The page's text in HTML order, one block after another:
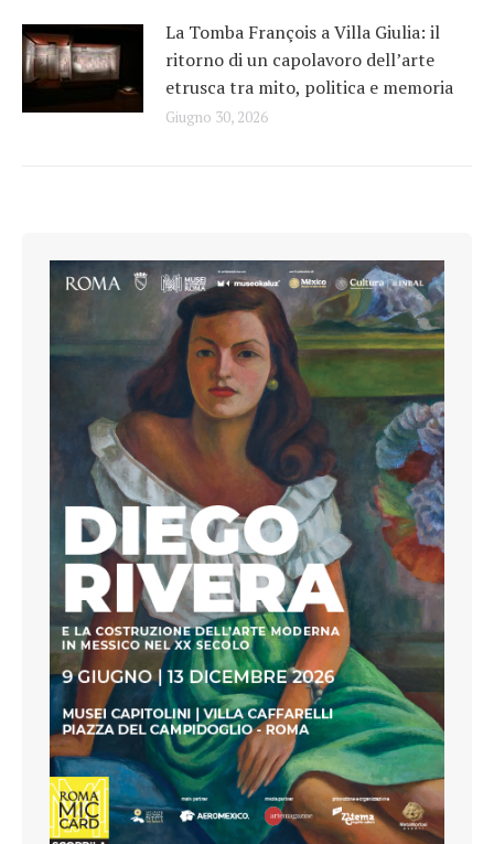
La Tomba François a Villa Giulia: il
ritorno di un capolavoro dell’arte
etrusca tra mito, politica e memoria
Giugno 30, 2026